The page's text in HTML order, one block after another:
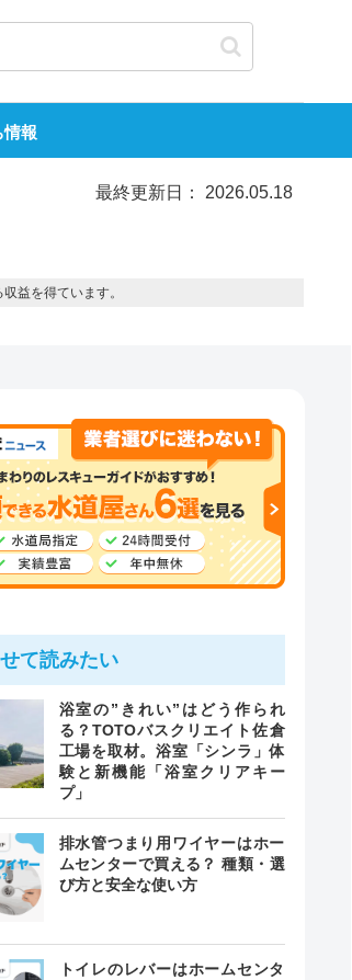
情報
最終更新日： 2026.05.18
益を得ています。
て読みたい
浴室の”きれい”はどう作られ
る？TOTOバスクリエイト佐倉
工場を取材。浴室「シンラ」体
験と新機能「浴室クリアキー
プ」
排水管つまり用ワイヤーはホー
ムセンターで買える？ 種類・選
び方と安全な使い方
トイレのレバーはホームセンタ